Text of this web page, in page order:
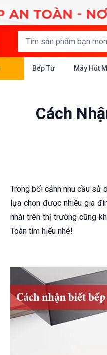
Bếp Từ Máy Hút
Cách
Trong bối cảnh nhu cầu sử
lựa chọn được nhiều gia
nhái trên thị trường cũng
Toàn tìm hiểu nhé!